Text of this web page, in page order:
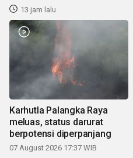
13 jam lalu
Karhutla Palangka Raya
meluas, status darurat
berpotensi diperpanjang
07 August 2026 17:37 WIB